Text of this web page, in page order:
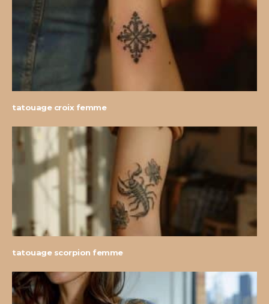
tatouage croix femme
tatouage scorpion femme